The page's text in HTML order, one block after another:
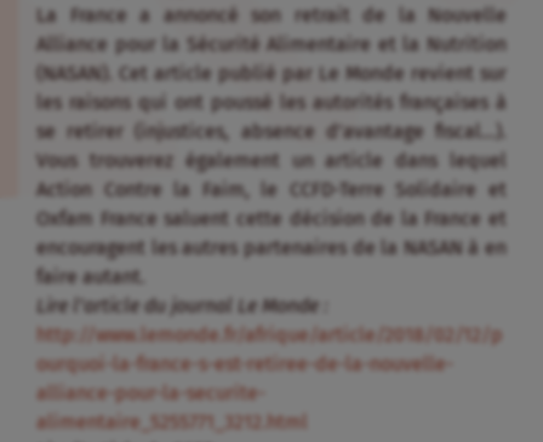
La France a annoncé son retrait de la Nouvelle
Alliance pour la Sécurité Alimentaire et la Nutrition
(NASAN). Cet article publié par Le Monde revient sur
les raisons qui ont poussé les autorités françaises à
se retirer (injustices, absence d’avantage fiscal…).
Vous trouverez également un article dans lequel
Action Contre la Faim, le CCFD-Terre Solidaire et
Oxfam France saluent cette décision de la France et
encouragent les autres partenaires de la NASAN à en
faire autant.
Lire l’article du journal Le Monde :
http://www.lemonde.fr/afrique/article/2018/02/12/p
ourquoi-la-france-s-est-retiree-de-la-nouvelle-
alliance-pour-la-securite-
alimentaire_5255771_3212.html